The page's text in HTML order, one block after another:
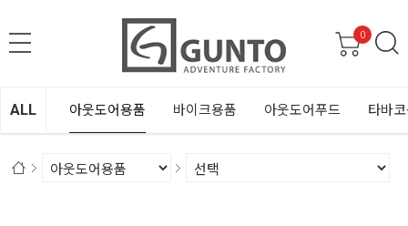
0
ALL 아웃도어용품 바이크용품 아웃도어푸드 타바